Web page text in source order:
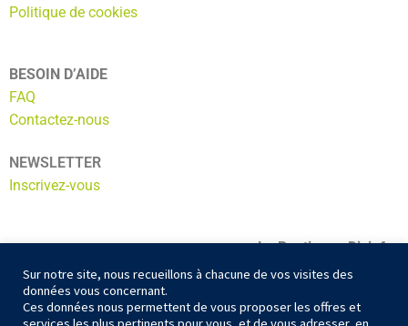
Politique de cookies
BESOIN D’AIDE
FAQ
Contactez-nous
NEWSLETTER
Inscrivez-vous
La Boutic par Dixinfor
ADN ECOSERVICES
10300 Sainte Savine
Sur notre site, nous recueillons à chacune de vos visites des
données vous concernant.
Ces données nous permettent de vous proposer les offres et